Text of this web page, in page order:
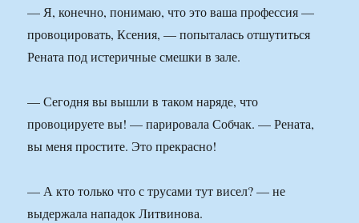
— Я, конечно, понимаю, что это ваша профессия —
провоцировать, Ксения, — попыталась отшутиться
Рената под истеричные смешки в зале.
— Сегодня вы вышли в таком наряде, что
провоцируете вы! — парировала Собчак. — Рената,
вы меня простите. Это прекрасно!
— А кто только что с трусами тут висел? — не
выдержала нападок Литвинова.